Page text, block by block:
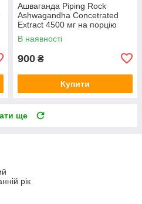
Ашваганда Piping Rock
Ashwagandha Concetrated
Extract 4500 мг на порцію
(1500 мг на капсулу) 120
капс
В наявності
900 ₴
Купити
ще
рік